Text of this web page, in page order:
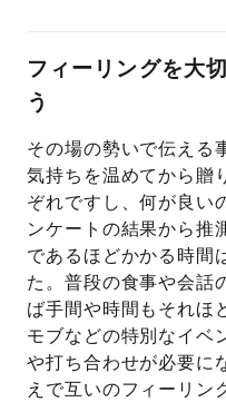
フィーリングを大
う
その場の勢いで伝える
気持ちを温めてから贈
ぞれですし、何が良い
ンケートの結果から推
であるほどかかる時間
た。普段の食事や会話
ば手間や時間もそれほ
モブなどの特別なイベ
や打ち合わせが必要に
えで互いのフィーリン